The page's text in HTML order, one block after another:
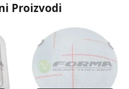
Proizvodi